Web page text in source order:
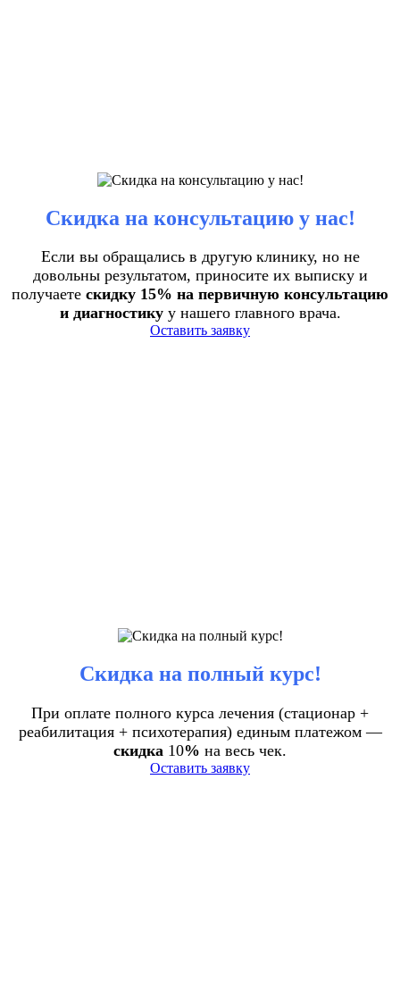
Скидка на консультацию у нас!
Если вы обращались в другую клинику, но не
довольны результатом, приносите их выписку и
получаете скидку 15% на первичную консультацию
и диагностикуу нашего главного врача.
Оставить заявку
Скидка на полный курс!
При оплате полного курса лечения (стационар +
реабилитация + психотерапия) единым платежом —
скидка 10% на весь чек.
Оставить заявку